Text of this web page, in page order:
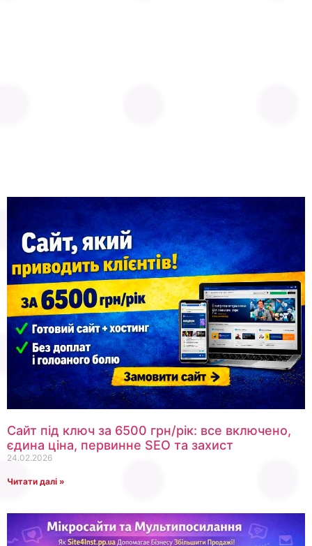
Сайт під ключ за 6500 грн/рік: все включено,
єдина ціна, первинне SEO та захист
24.02.2026
Читати далі »